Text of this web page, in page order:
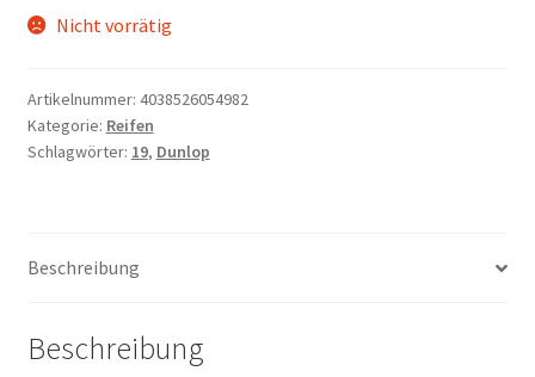
Nicht vorrätig
Artikelnummer: 4038526054982
Kategorie: Reifen
Schlagwörter: 19, Dunlop
Beschreibung
Beschreibung